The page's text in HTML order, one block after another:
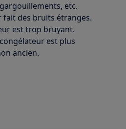
etc.
fait des bruits étranges.
est trop bruyant.
est plus
ancien.